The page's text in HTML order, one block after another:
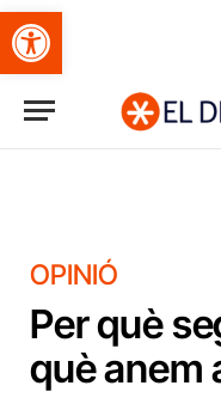
Obre la barra d'eines
OPINIÓ
Per què
què anem